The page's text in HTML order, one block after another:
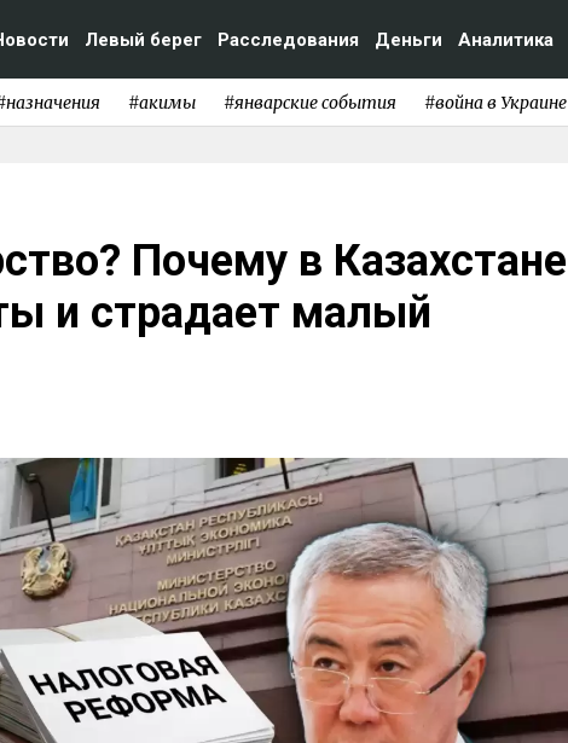
Левый берег Расследования Деньги Аналитика
#акимы #январские события #война в Украине
Почему в Казахстане
и страдает малый